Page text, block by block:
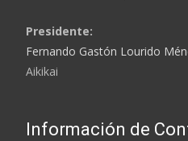
Presidente:
Fernando Gastón Lourido
Aikikai
Información de